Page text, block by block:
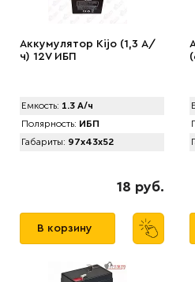
Аккумулятор Kijo (1,3 А/
ч) 12V ИБП
Емкость: 1.3 А/ч
Полярность: ИБП
Габариты: 97x43x52
18 руб.
В корзину